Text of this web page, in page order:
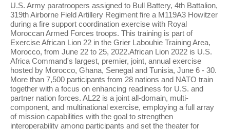
U.S. Army paratroopers assigned to Bull Battery, 4th Battalion,
319th Airborne Field Artillery Regiment fire a M119A3 Howitzer
during a fire support coordination exercise with Royal
Moroccan Armed Forces troops. This training is part of
Exercise African Lion 22 in the Grier Labouhie Training Area,
Morocco, from June 22 to 25, 2022.African Lion 2022 is U.S.
Africa Command's largest, premier, joint, annual exercise
hosted by Morocco, Ghana, Senegal and Tunisia, June 6 - 30.
More than 7,500 participants from 28 nations and NATO train
together with a focus on enhancing readiness for U.S. and
partner nation forces. AL22 is a joint all-domain, multi-
component, and multinational exercise, employing a full array
of mission capabilities with the goal to strengthen
interoperability among participants and set the theater for